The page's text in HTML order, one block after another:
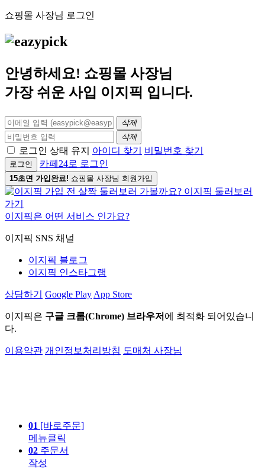
쇼핑몰 사장님 로그인
안녕하세요! 쇼핑몰 사장님
가장 쉬운 사입 이지픽 입니다.
삭제
삭제
로그인 상태 유지 아이디 찾기 비밀번호 찾기
로그인 카페24로 로그인
15초면 가입완료! 쇼핑몰 사장님 회원가입
이지픽은 어떤 서비스 인가요?
이지픽 SNS 채널
이지픽 블로그
이지픽 인스타그램
상담하기 Google Play App Store
이지픽은 구글 크롬(Chrome) 브라우저 에 최적화 되어있습니
다.
이용약관 개인정보처리방침 도매처 사장님
01 [바로주문]
메뉴클릭
02 주문서
작성